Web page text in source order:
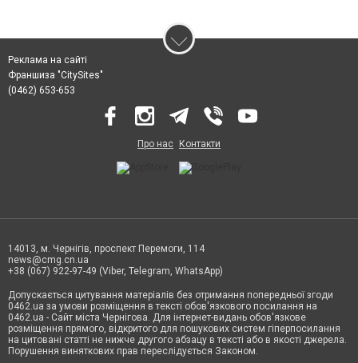
Реклама на сайті
Франшиза "CitySites"
(0462) 653-653
Про нас Контакти
14013, м. Чернігів, проспект Перемоги, 114
news@cmg.cn.ua
+38 (067) 922-97-49 (Viber, Telegram, WhatsApp)
Допускається цитування матеріалів без отримання попередньої згоди
0462.ua за умови розміщення в тексті обов'язкового посилання на
0462.ua - Сайт міста Чернігова. Для інтернет-видань обов'язкове
розміщення прямого, відкритого для пошукових систем гіперпосилання
на цитовані статті не нижче другого абзацу в тексті або в якості джерела.
Порушення виняткових прав переслідується Законом.